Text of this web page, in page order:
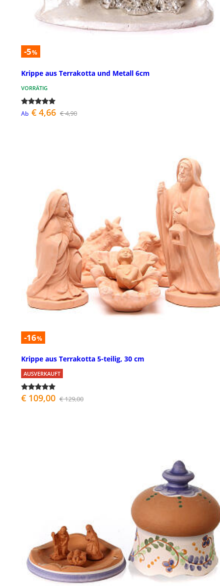
-5%
Krippe aus Terrakotta und Metall 6cm
VORRÄTIG
Ab € 4,66 € 4,90
-16%
Krippe aus Terrakotta 5-teilig, 30 cm
AUSVERKAUFT
€ 109,00 € 129,00